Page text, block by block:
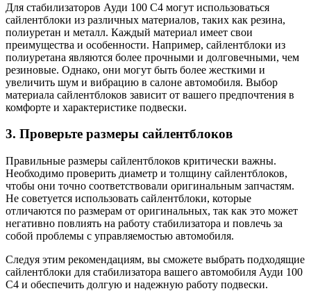
Для стабилизаторов Ауди 100 С4 могут использоваться
сайлентблоки из различных материалов, таких как резина,
полиуретан и металл. Каждый материал имеет свои
преимущества и особенности. Например, сайлентблоки из
полиуретана являются более прочными и долговечными, чем
резиновые. Однако, они могут быть более жесткими и
увеличить шум и вибрацию в салоне автомобиля. Выбор
материала сайлентблоков зависит от вашего предпочтения в
комфорте и характеристике подвески.
3. Проверьте размеры сайлентблоков
Правильные размеры сайлентблоков критически важны.
Необходимо проверить диаметр и толщину сайлентблоков,
чтобы они точно соответствовали оригинальным запчастям.
Не советуется использовать сайлентблоки, которые
отличаются по размерам от оригинальных, так как это может
негативно повлиять на работу стабилизатора и повлечь за
собой проблемы с управляемостью автомобиля.
Следуя этим рекомендациям, вы сможете выбрать подходящие
сайлентблоки для стабилизатора вашего автомобиля Ауди 100
С4 и обеспечить долгую и надежную работу подвески.